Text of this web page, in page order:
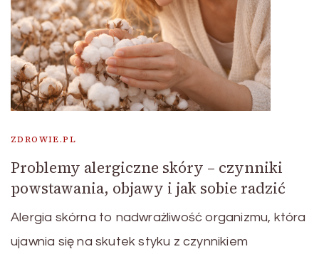
ZDROWIE.PL
Problemy alergiczne skóry – czynniki
powstawania, objawy i jak sobie radzić
Alergia skórna to nadwrażliwość organizmu, która
ujawnia się na skutek styku z czynnikiem